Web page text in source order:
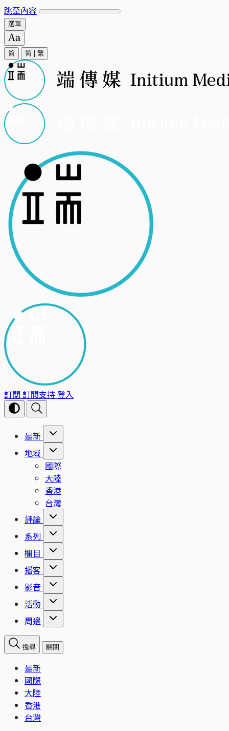
跳至內容
選單
简 简 繁
訂閱 訂閱支持登入
最新
地域
國際
大陸
香港
台灣
評論
系列
欄目
播客
影音
活動
周邊
搜尋 關閉
最新
國際
大陸
香港
台灣